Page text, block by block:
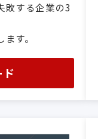
敗する企業の3
す。